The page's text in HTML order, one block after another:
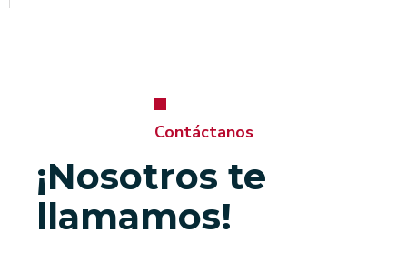
Contáctanos
¡Nosotros te
llamamos!